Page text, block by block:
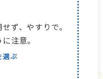
ず、やすりで。
注意。
選ぶ